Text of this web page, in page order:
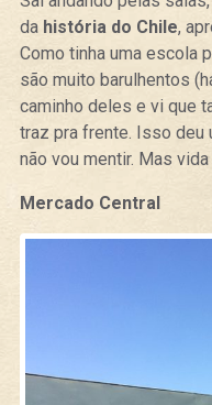
dahistória do Chile,
Como tinha uma escola
são muito barulhentos
caminho deles e vi que
traz pra frente. Isso deu
não vou mentir. Mas
Mercado Central